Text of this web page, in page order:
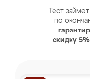
Тест
по
скидку